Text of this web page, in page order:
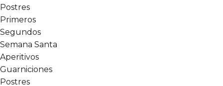
Postres
Primeros
Segundos
Semana Santa
Aperitivos
Guarniciones
Postres